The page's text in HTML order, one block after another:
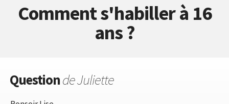
Comment s'habiller à 16
ans ?
Questionde Juliette